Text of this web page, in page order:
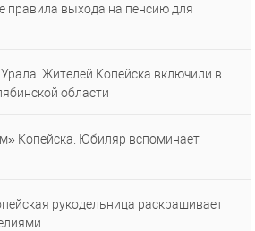
правила выхода на пенсию для
Жителей Копейска включили в
области
Копейска. Юбиляр вспоминает
рукодельница раскрашивает